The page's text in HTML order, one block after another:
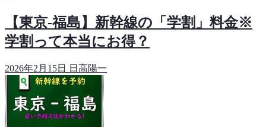
【東京-福島】新幹線の「学割」料金※
学割って本当にお得？
2026年2月15日 日高陽一